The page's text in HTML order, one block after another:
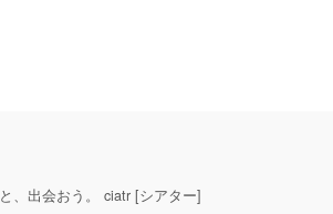
、出会おう。 ciatr [シアター]